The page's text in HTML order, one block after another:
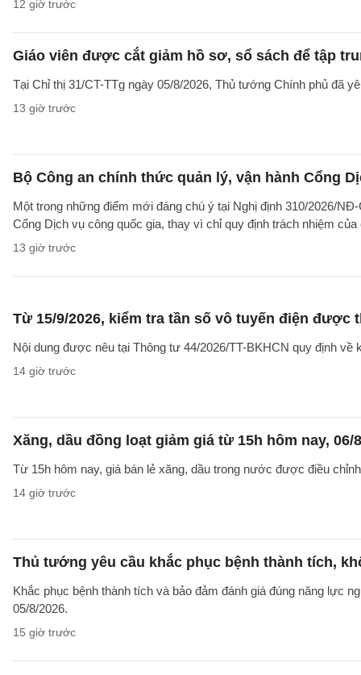
12 giờ trước
Giáo viên được cắt giảm hồ sơ, sổ sách để tập
Tại Chỉ thị 31/CT-TTg ngày 05/8/2026, Thủ tướng Chính phủ đã
13 giờ trước
Bộ Công an chính thức quản lý, vận hành Cổng
Một trong những điểm mới đáng chú ý tại Nghị định 310/2026/
Cổng Dịch vụ công quốc gia, thay vì chỉ quy định trách nhiệm
13 giờ trước
Từ 15/9/2026, kiểm tra tần số vô tuyến điện được
Nội dung được nêu tại Thông tư 44/2026/TT-BKHCN quy định
14 giờ trước
Xăng, dầu đồng loạt giảm giá từ 15h hôm nay, 06/
Từ 15h hôm nay, giá bán lẻ xăng, dầu trong nước được điều
14 giờ trước
Thủ tướng yêu cầu khắc phục bệnh thành tích,
Khắc phục bệnh thành tích và bảo đảm đánh giá đúng năng lực
05/8/2026.
15 giờ trước